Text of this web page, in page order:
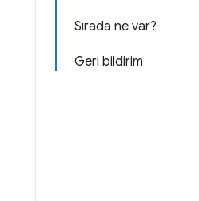
Sırada ne var?
Geri bildirim